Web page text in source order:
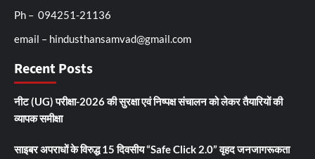
Ph – 094251-21136
email – hindusthansamvad@gmail.com
Recent Posts
नीट (UG) परीक्षा-2026 की सुरक्षा एवं निष्पक्ष संचालन को लेकर तैयारियों की
व्यापक समीक्षा
साइबर अपराधों के विरुद्ध 15 दिवसीय “Safe Click 2.0” वृहद जनजागरूकता